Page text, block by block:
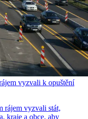
vyzvali k opuštění
rájem vyzvali stát,
kraje a obce, aby